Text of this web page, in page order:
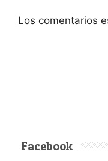
Los comentarios
Facebook